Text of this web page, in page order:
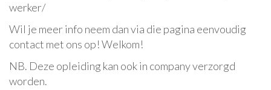
werker/
Wil je meer info neem dan via die pagina eenvoudig
contact met ons op! Welkom!
NB. Deze opleiding kan ook in company verzorgd
worden.